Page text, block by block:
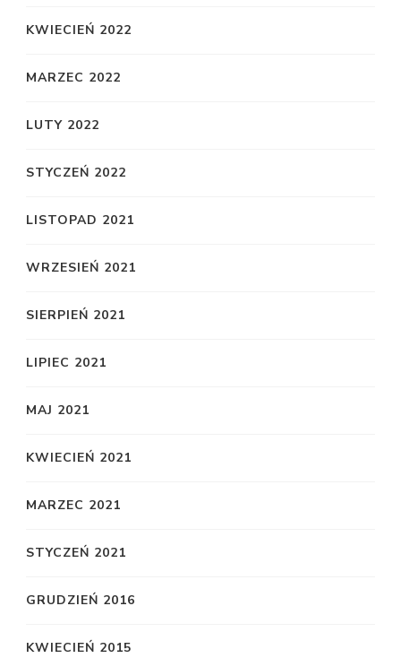
KWIECIEŃ 2022
MARZEC 2022
LUTY 2022
STYCZEŃ 2022
LISTOPAD 2021
WRZESIEŃ 2021
SIERPIEŃ 2021
LIPIEC 2021
MAJ 2021
KWIECIEŃ 2021
MARZEC 2021
STYCZEŃ 2021
GRUDZIEŃ 2016
KWIECIEŃ 2015